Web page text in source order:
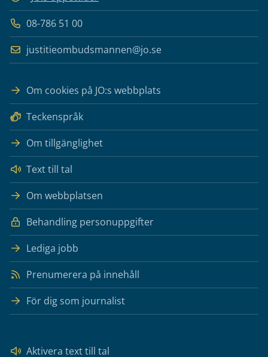
08-786 51 00
justitieombudsmannen@jo.se
Om cookies på JO:s webbplats
Teckenspråk
Om tillgänglighet
Text till tal
Om webbplatsen
Behandling personuppgifter
Lediga jobb
Prenumerera på innehåll
För dig som journalist
Aktivera text till tal